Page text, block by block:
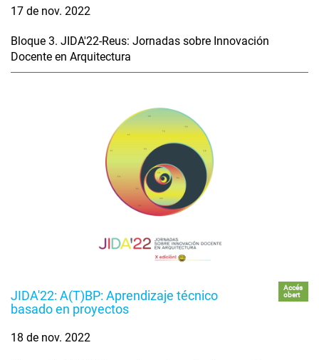
17 de nov. 2022
Bloque 3. JIDA'22-Reus: Jornadas sobre Innovación
Docente en Arquitectura
JIDA'22: A(T)BP: Aprendizaje técnico
basado en proyectos
Accés
obert
18 de nov. 2022